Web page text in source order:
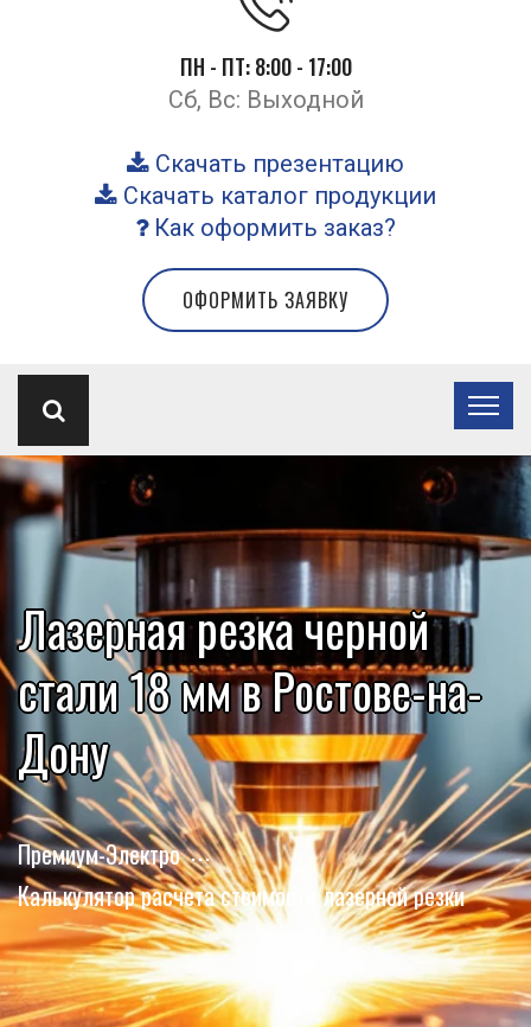
ПН - ПТ: 8:00 - 17:00
Сб, Вс: Выходной
Скачать презентацию
Скачать каталог продукции
Как оформить заказ?
ОФОРМИТЬ ЗАЯВКУ
Лазерная резка черной
стали 18 мм в Ростове-на-
Дону
Премиум-Электро
Калькулятор расчета стоимости лазерной резки